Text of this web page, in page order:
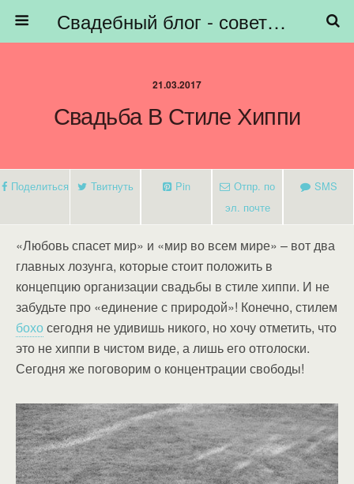
Свадебный блог - советы невестам, подготовка к свадьбе - HiBride
21.03.2017
Свадьба В Стиле Хиппи
Поделиться Твитнуть Pin
Отпр. по
эл. почте
SMS
«Любовь спасет мир» и «мир во всем мире» – вот два
главных лозунга, которые стоит положить в
концепцию организации свадьбы в стиле хиппи. И не
забудьте про «единение с природой»! Конечно, стилем
бохосегодня не удивишь никого, но хочу отметить, что
это не хиппи в чистом виде, а лишь его отголоски.
Сегодня же поговорим о концентрации свободы!